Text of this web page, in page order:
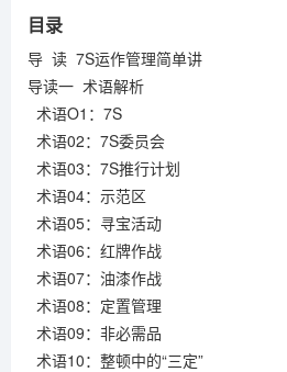
目录
导 读 7S运作管理简单讲
导读一 术语解析
术语O1：7S
术语02：7S委员会
术语03：7S推行计划
术语04：示范区
术语05：寻宝活动
术语06：红牌作战
术语07：油漆作战
术语08：定置管理
术语09：非必需品
术语10：整顿中的“三定”